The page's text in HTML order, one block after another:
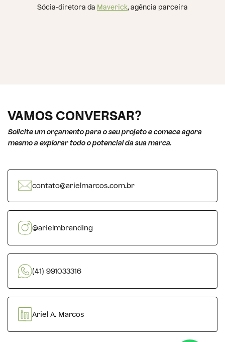
Sócia-diretora daMaverick, agência parceira
VAMOS CONVERSAR?
Solicite um orçamento para o seu projeto e comece agora
mesmo a explorar todo o potencial da sua marca.
contato@arielmarcos.com.br
@arielmbranding
(41) 991033316
Ariel A. Marcos